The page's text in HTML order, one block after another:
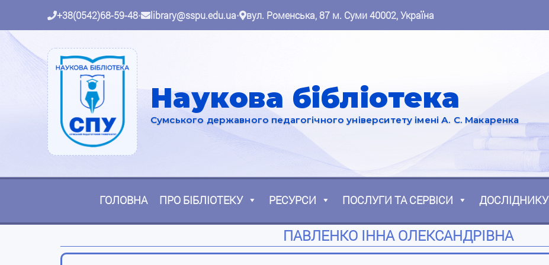
+38(0542)68-59-48• library@sspu.edu.ua• вул. Роменська, 87 м. Суми 40002, Україна
Наукова бібліотека
Сумського державного педагогічного університету імені А. С. Макаренка
ГОЛОВНА ПРО БІБЛІОТЕКУ РЕСУРСИ ПОСЛУГИ ТА СЕРВІСИ ДОСЛІДНИКУ
ПАВЛЕНКО ІННА ОЛЕКСАНДРІВНА